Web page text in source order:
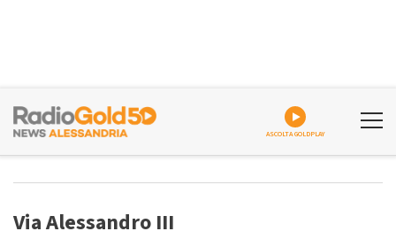
ASCOLTA GOLDPLAY
Via Alessandro III